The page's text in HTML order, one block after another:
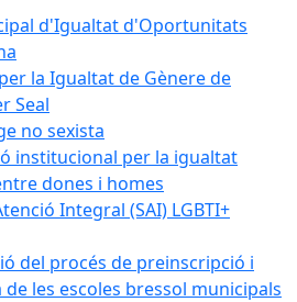
d'Igualtat d'Oportunitats
la Igualtat de Gènere de
Seal
no sexista
institucional per la igualtat
dones i homes
Integral (SAI) LGBTI+
del procés de preinscripció i
les escoles bressol municipals